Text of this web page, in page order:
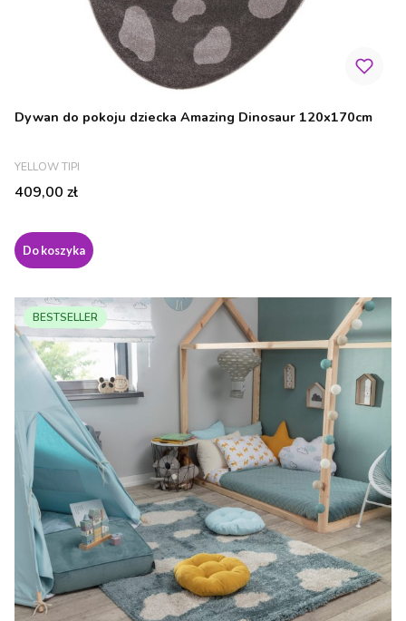
Dywan do pokoju dziecka Amazing Dinosaur 120x170cm
PRODUCENT
YELLOW TIPI
Cena
409,00 zł
Do koszyka
BESTSELLER